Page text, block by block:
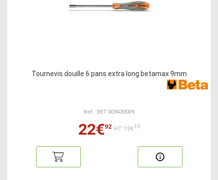
Tournevis douille 6 pans extra long betamax 9mm
Ref : BET 009430009
22€92 HT:19€10